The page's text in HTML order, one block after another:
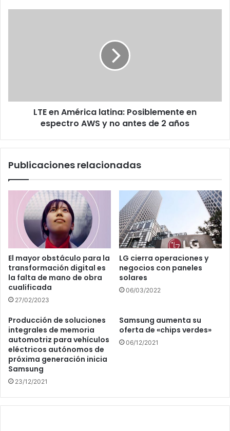
y
LTE en América latina: Posiblemente en
espectro AWS y no antes de 2 años
Publicaciones relacionadas
El mayor obstáculo para la
transformación digital es
la falta de mano de obra
cualificada
27/02/2023
LG cierra operaciones y
negocios con paneles
solares
06/03/2022
Producción de soluciones
integrales de memoria
automotriz para vehículos
eléctricos autónomos de
próxima generación inicia
Samsung
23/12/2021
Samsung aumenta su
oferta de «chips verdes»
06/12/2021